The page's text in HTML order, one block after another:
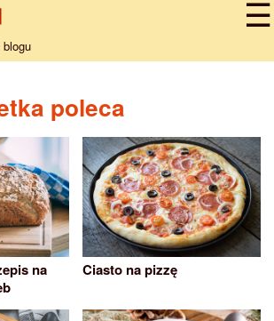
blogu
poleca
na
Ciasto na pizzę